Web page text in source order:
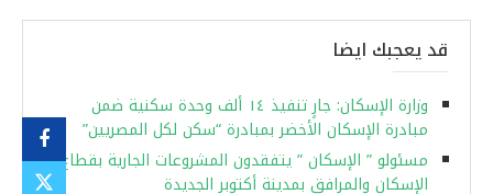
قد يعجبك ايضا
وزارة الإسكان: جارٍ تنفيذ ١٤ ألف وحدة سكنية ضمن
مبادرة الإسكان الأخضر بمبادرة “سكن لكل المصريين”
مسئولو ” الإسكان ” يتفقدون المشروعات الجارية بقطاع
الإسكان والمرافق بمدينة أكتوبر الجديدة